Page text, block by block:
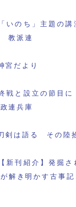
「いのち」主題の
教派連
宮だより
戦と設立の節目
連兵庫
剣は語る その
【新刊紹介】発掘
解き明かす古事